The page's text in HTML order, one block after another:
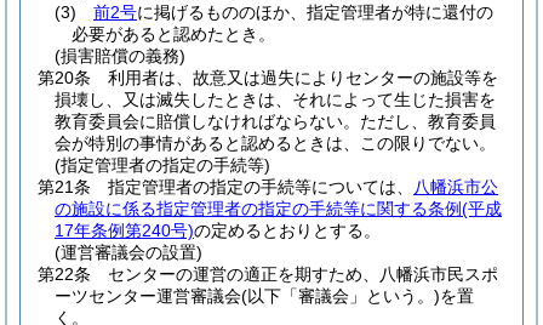
(3)
前2号に掲げるもののほか、指定管理者が特に還付の
必要があると認めたとき。
(損害賠償の義務)
第20条
利用者は、故意又は過失によりセンターの施設等を
損壊し、又は滅失したときは、それによって生じた損害を
教育委員会に賠償しなければならない。 ただし、教育委員
会が特別の事情があると認めるときは、この限りでない。
(指定管理者の指定の手続等)
第21条
指定管理者の指定の手続等については、
八幡浜市公
の施設に係る指定管理者の指定の手続等に関する条例(平成
17年条例第240号)の定めるとおりとする。
(運営審議会の設置)
第22条
センターの運営の適正を期すため、八幡浜市民スポ
ーツセンター運営審議会(以下「審議会」という。)を置
く。